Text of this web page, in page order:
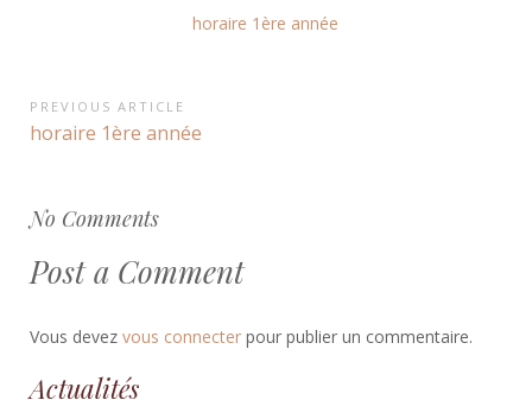
horaire 1ère année
Navigation
de
PREVIOUS ARTICLE
Previous
horaire 1ère année
No Comments
Post a Comment
Vous devez vous connecter pour publier un commentaire.
Actualités